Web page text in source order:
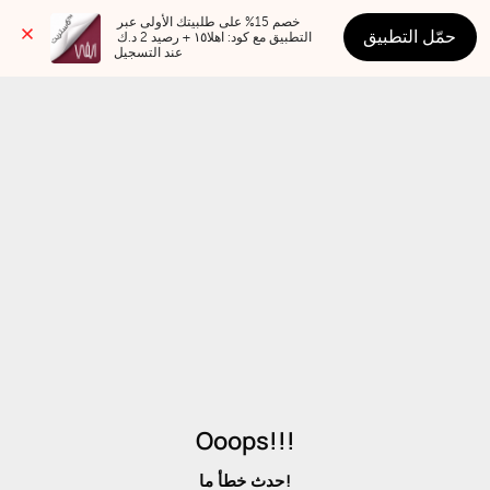
عند التسجيل
حمّل التطبيق
Ooops!!!
حدث خطأ ما!